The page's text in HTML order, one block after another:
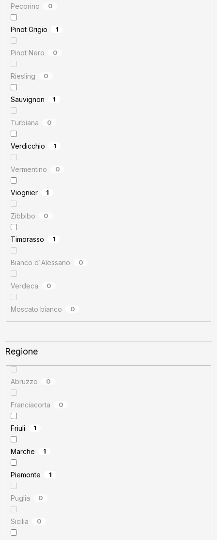
Pecorino 0
Pinot Grigio 1
Pinot Nero 0
Riesling 0
Sauvignon 1
Turbiana 0
Verdicchio 1
Vermentino 0
Viognier 1
Zibbibo 0
Timorasso 1
Bianco d´Alessano 0
Verdeca 0
Moscato bianco 0
Regione
Abruzzo 0
Franciacorta 0
Friuli 1
Marche 1
Piemonte 1
Puglia 0
Sicilia 0